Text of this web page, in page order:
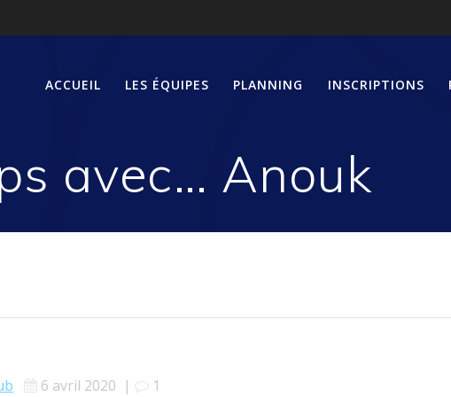
ACCUEIL LES ÉQUIPES PLANNING INSCRIPTIONS
avec… Anouk
6 avril 2020 | 1